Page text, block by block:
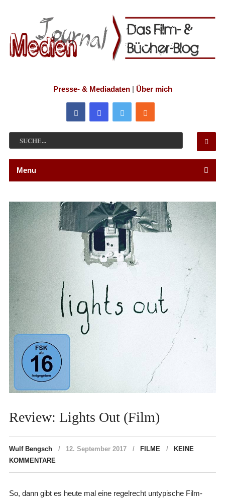
Presse- & Mediadaten| Über mich
Menu
Review: Lights Out (Film)
Wulf Bengsch 12. September 2017 FILME
KEINE
KOMMENTARE
So, dann gibt es heute mal eine regelrecht untypische Film-